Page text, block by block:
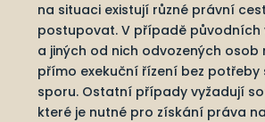
na situaci existují různé právní
postupovat. V případě původních
a jiných od nich odvozených osob
přímo exekuční řízení bez potřeby
sporu. Ostatní případy vyžadují
které je nutné pro získání práva